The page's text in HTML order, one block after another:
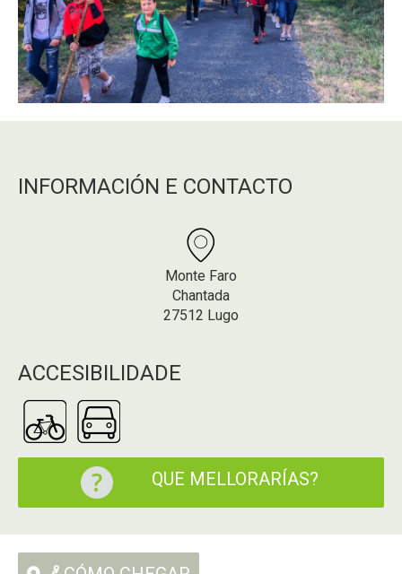
INFORMACIÓN E CONTACTO
Monte Faro
Chantada
27512 Lugo
ACCESIBILIDADE
QUE MELLORARÍAS?